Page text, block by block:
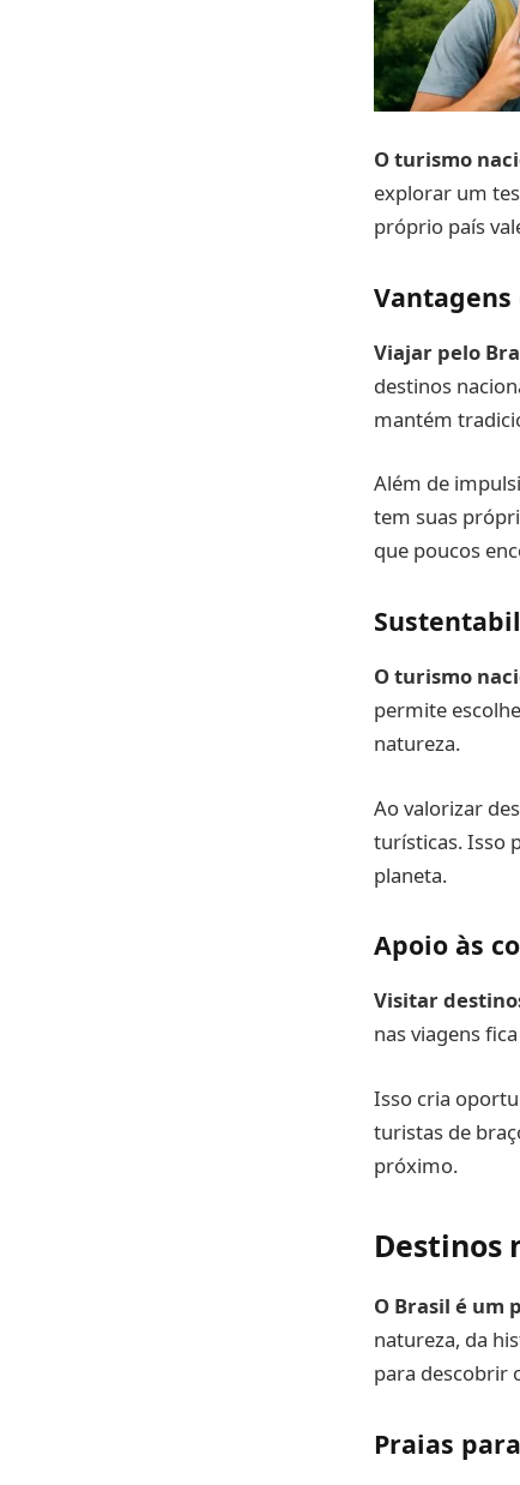
O turismo
explorar um
próprio país
Viajar pelo
destinos
mantém
Além de
tem suas
que poucos
O turismo
permite
natureza.
Ao valorizar
turísticas. Isso
planeta.
Apoio às
Visitar
nas viagens
Isso cria
turistas de
próximo.
Destinos
O Brasil é um
natureza, da
para descobrir
Praias